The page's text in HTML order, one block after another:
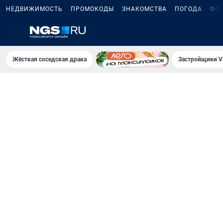
НЕДВИЖИМОСТЬ ПРОМОКОДЫ ЗНАКОМСТВА ПОГОДА
Жёсткая соседская драка Застройщики